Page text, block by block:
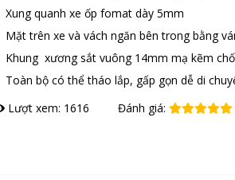
Xung quanh xe ốp fomat dày 5mm
Mặt trên xe và vách ngăn bên trong bằng
Khung xương sắt vuông 14mm mạ kẽm
Toàn bộ có thể tháo lắp, gấp gọn dễ di
Lượt xem: 1616
Đánh giá: